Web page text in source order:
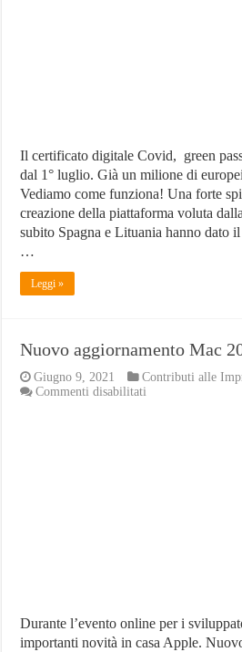
Il certificato digitale Covid, green
dal 1° luglio. Già un milione di
Vediamo come funziona! Una forte
creazione della piattaforma voluta
subito Spagna e Lituania hanno dato
…
Leggi »
Nuovo aggiornamento Mac
Giugno 9, 2021
Contributi alle
Commenti disabilitati
Durante l’evento online per i
importanti novità in casa Apple.